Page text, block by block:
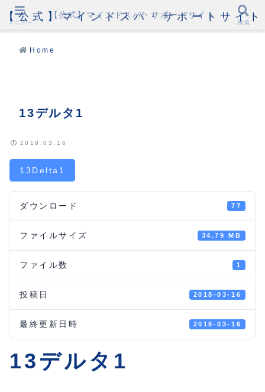
【公式】マインドスパ・サポートサイト
Home
13デルタ1
2018.03.16
13Delta1
ダウンロード 77
ファイルサイズ 34.79 MB
ファイル数 1
投稿日 2018-03-16
最終更新日時 2018-03-16
13デルタ1
メニュー
【公式】マインドスパ・サポートサイト
検索